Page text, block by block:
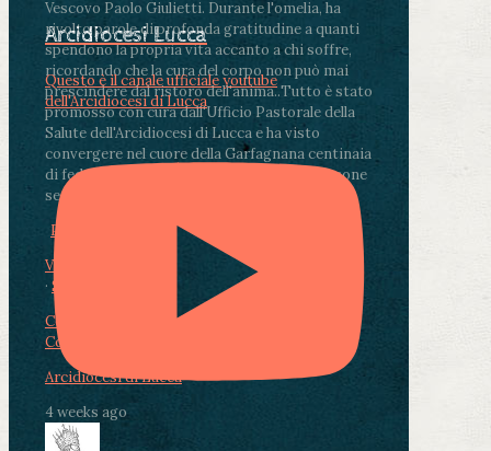
Vescovo Paolo Giulietti. Durante l'omelia, ha
rivolto parole di profonda gratitudine a quanti
spendono la propria vita accanto a chi soffre,
ricordando che la cura del corpo non può mai
prescindere dal ristoro dell'anima..Tutto è stato
promosso con cura dall'Ufficio Pastorale della
Salute dell'Arcidiocesi di Lucca e ha visto
convergere nel cuore della Garfagnana centinaia
di fedeli, operatori sanitari, volontari e persone
segnate dalla malattia.
Photo
View on Facebook
· Share
Condividi su Facebook
Condividi su LinkedIn
Arcidiocesi di Lucca
4 weeks ago
Arcidiocesi Lucca
Questo è il canale ufficiale youtube
dell'Arcidiocesi di Lucca